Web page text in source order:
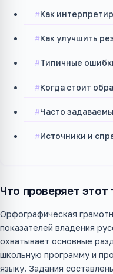
Как
Как улучшить
Типичные
Когда стоит
Часто
Источники и
Что проверяет
Орфографическая
показателей владения
охватывает основные
школьную программу и
языку. Задания